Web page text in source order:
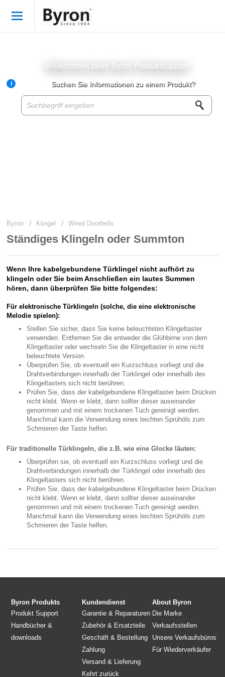
Byron Produkte
Produktwissensbasis
Willkommen beim Byron Produktsupport
Suchen Sie Informationen zu einem Produkt?
i
Byron Klingel Wired Doorbells
Ständiges Klingeln oder Summton
Wenn Ihre kabelgebundene Türklingel nicht aufhört zu
klingeln oder Sie beim Anschließen ein lautes Summen
hören, dann überprüfen Sie bitte folgendes:
Für elektronische Türklingeln (solche, die eine elektronische
Melodie spielen):
Stellen Sie sicher, dass Sie keine beleuchteten Klingeltaster
verwenden. Entfernen Sie die entweder die Glühbirne von dem
Klingeltaster oder wechseln Sie die Klingeltaster in eine nicht
beleuchtete Version.
Überprüfen Sie, ob eventuell ein Kurzschluss vorliegt und die
Drahtverbindungen innerhalb der Türklingel oder innerhalb des
Klingeltasters sich nicht berühren.
Prüfen Sie, dass der kabelgebundene Klingeltaster beim Drücken
nicht klebt. Wenn er klebt, dann sollter dieser auseinander
genommen und mit einem trockenen Tuch gereinigt werden.
Manchmal kann die Verwendung eines leichten Sprühöls zum
Schmieren der Taste helfen.
Für traditionelle Türklingeln, die z.B. wie eine Glocke läuten:
Überprüfen sie, ob eventuell ein Kurzschluss vorliegt und die
Drahtverbindungen innerhalb der Türklingel oder innerhalb des
Klingeltasters sich nicht berühren.
Prüfen Sie, dass der kabelgebundene Klingeltaster beim Drücken
nicht klebt. Wenn er klebt, dann sollter dieser auseinander
genommen und mit einem trockenen Tuch gereinigt werden.
Manchmal kann die Verwendung eines leichten Sprühöls zum
Schmieren der Taste helfen.
Byron Produkts
Produkt Support
Handbücher &
downloads
Kundendienst
Garantie & Reparaturen
Zubehör & Ersatzteile
Geschäft & Bestellung
Zahlung
Versand & Lieferung
Kehrt zurück
About Byron
Die Marke
Verkaufsstellen
Unsere Verkaufsbüros
Für Wiederverkäufer